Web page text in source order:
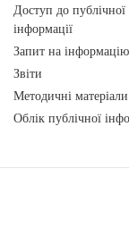
Доступ до публічної
інформації
Запит на
Звіти
Методичні матеріали
Облік публічної